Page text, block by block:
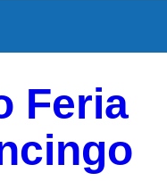
Feria